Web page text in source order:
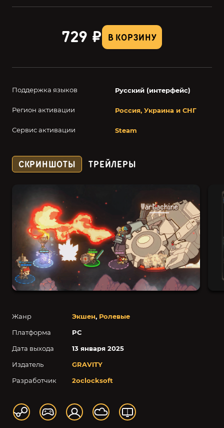
В КОРЗИНУ
729 ₽
Поддержка языков Русский (интерфейс)
Регион активации Россия, Украина и СНГ
Сервис активации Steam
Жанр Экшен, Ролевые
Платформа
PC
Дата выхода
13 января 2025
Издатель
GRAVITY
Разработчик
2oclocksoft
СКРИНШОТЫ ТРЕЙЛЕРЫ